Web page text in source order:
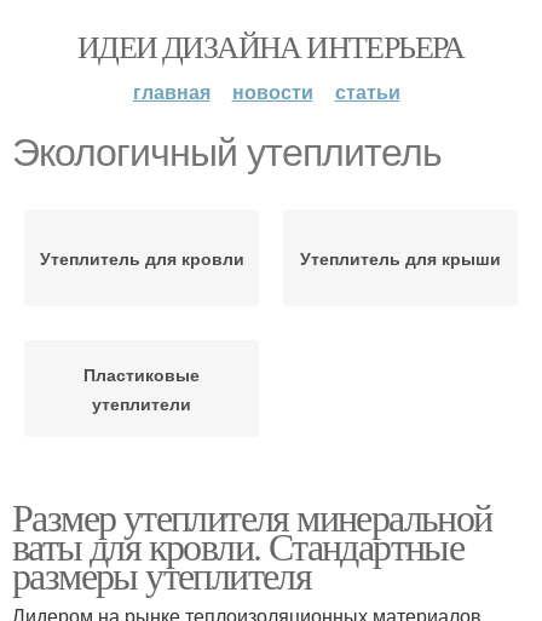
ИДЕИ ДИЗАЙНА ИНТЕРЬЕРА
главная новости статьи
Экологичный утеплитель
Утеплитель для кровли Утеплитель для крыши
Пластиковые
утеплители
Размер утеплителя минеральной
ваты для кровли. Стандартные
размеры утеплителя